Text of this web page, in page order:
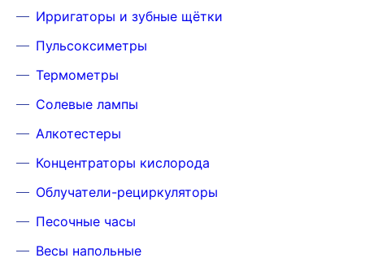
Ирригаторы и зубные щётки
Пульсоксиметры
Термометры
Солевые лампы
Алкотестеры
Концентраторы кислорода
Облучатели-рециркуляторы
Песочные часы
Весы напольные